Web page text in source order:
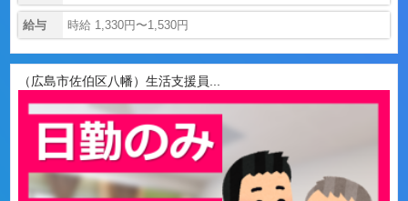
給与 時給 1,330円〜1,530円
（広島市佐伯区八幡）生活支援員...